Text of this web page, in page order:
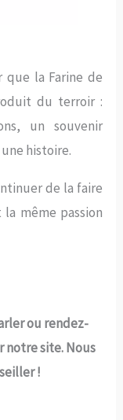
que la Farine de
du terroir :
un souvenir
histoire.
de la faire
même passion
ou rendez-
notre site. Nous
!